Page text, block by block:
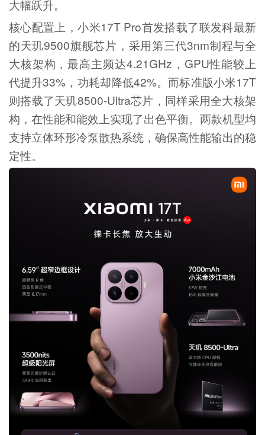
大幅跃升。
核心配置上，小米17T Pro首发搭载了联发科最新
的天玑9500旗舰芯片，采用第三代3nm制程与全
大核架构，最高主频达4.21GHz，GPU性能较上
代提升33%，功耗却降低42%。而标准版小米17T
则搭载了天玑8500-Ultra芯片，同样采用全大核架
构，在性能和能效上实现了出色平衡。两款机型均
支持立体环形冷泵散热系统，确保高性能输出的稳
定性。